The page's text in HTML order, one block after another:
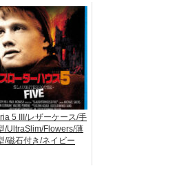
5 III/レザーケース/手
/UltraSlim/Flowers/薄
/磁石付き/ネイビー